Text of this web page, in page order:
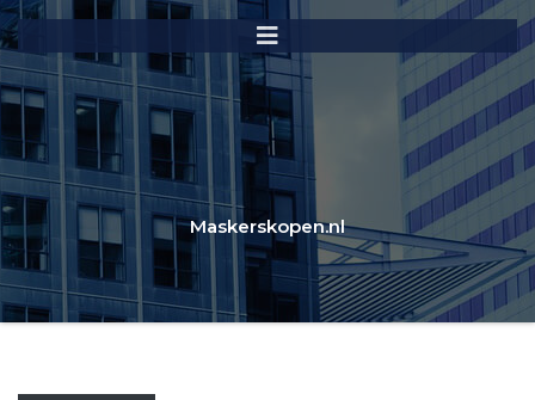
Maskerskopen.nl